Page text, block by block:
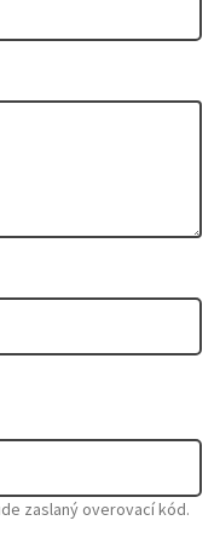
zaslaný overovací kód.